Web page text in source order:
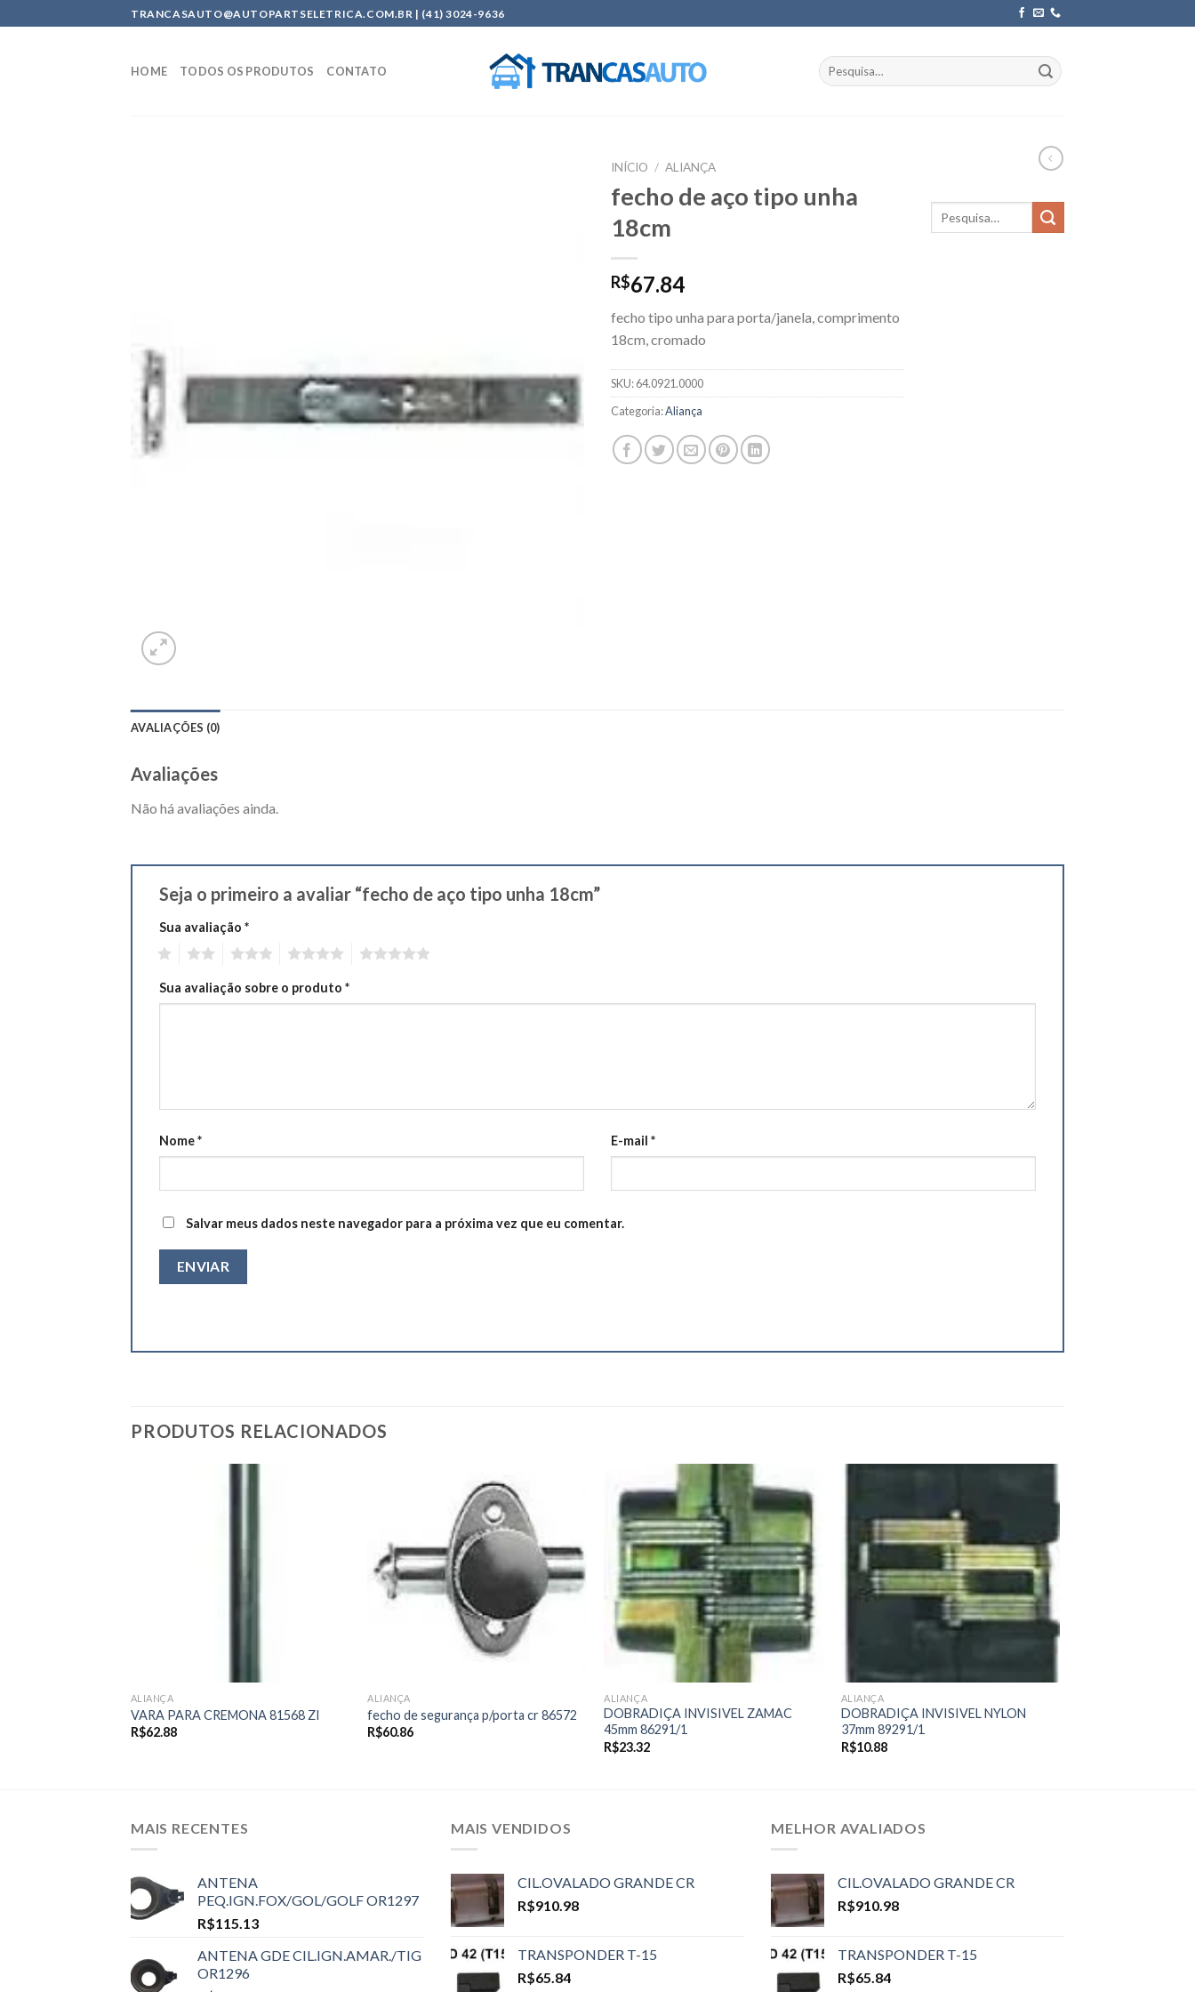
to
TRANCASAUTO@AUTOPARTSELETRICA.COM.BR | (41) 3024-9636
HOME TODOS OS PRODUTOS CONTATO
Pesquisar
por:
INÍCIO / ALIANÇA
fecho de aço tipo unha
18cm
R$67.84
fecho tipo unha para porta/janela, comprimento
18cm, cromado
SKU:64.0921.0000
Categoria:Aliança
AVALIAÇÕES (0)
Avaliações
Não há avaliações ainda.
Seja o primeiro a avaliar “fecho de aço tipo unha 18cm”
Sua avaliação *
Sua avaliação sobre o produto *
Nome* E-mail *
Salvar meus dados neste navegador para a próxima vez que eu comentar.
PRODUTOS RELACIONADOS
ALIANÇA
VARA PARA CREMONA 81568 ZI
R$62.88
ALIANÇA
fecho de segurança p/porta cr 86572
R$60.86
Add to
ALIANÇA
DOBRADIÇA INVISIVEL ZAMAC
45mm 86291/1
R$23.32
ALIANÇA
DOBRADIÇA INVISIVEL NYLON
37mm 89291/1
R$10.88
MAIS RECENTES
ANTENA
PEQ.IGN.FOX/GOL/GOLF OR1297
R$115.13
ANTENA GDE CIL.IGN.AMAR./TIG
OR1296
MAIS VENDIDOS
CIL.OVALADO GRANDE CR
R$910.98
TRANSPONDER T-15
R$65.84
MELHOR AVALIADOS
CIL.OVALADO GRANDE CR
R$910.98
TRANSPONDER T-15
R$65.84